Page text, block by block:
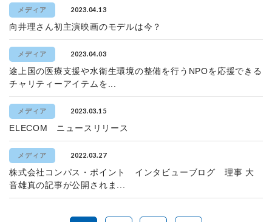
メディア 2023.04.13
向井理さん初主演映画のモデルは今？
メディア 2023.04.03
途上国の医療支援や水衛生環境の整備を行うNPOを応援できる
チャリティーアイテムを...
メディア 2023.03.15
ELECOM ニュースリリース
メディア 2022.03.27
株式会社コンパス・ポイント インタビューブログ 理事 大
音雄真の記事が公開されま...